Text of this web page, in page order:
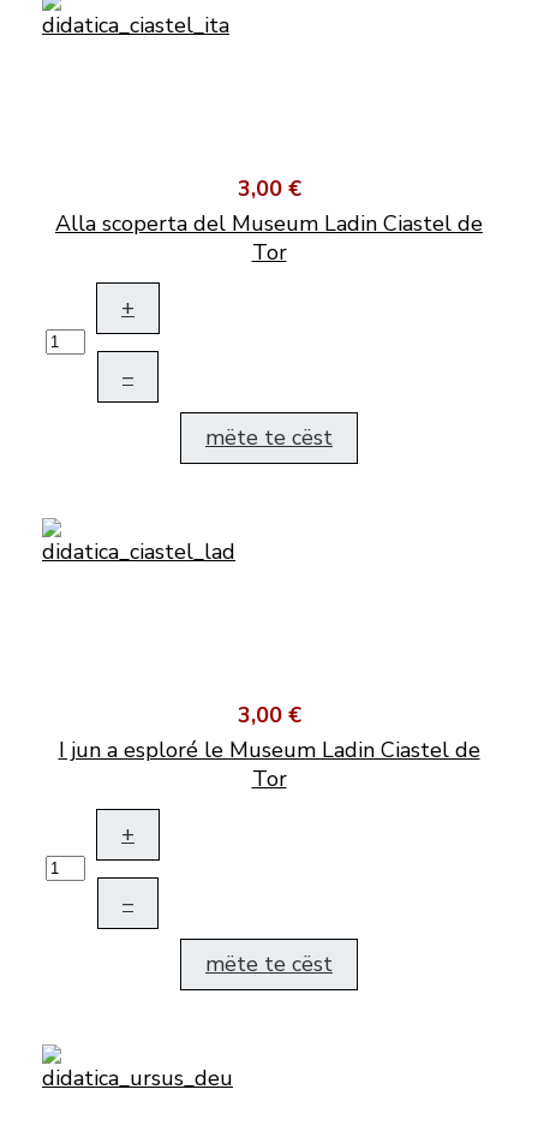
3,00 €
Alla scoperta del Museum Ladin Ciastel de
Tor
+
–
mëte te cëst
3,00 €
I jun a esploré le Museum Ladin Ciastel de
Tor
+
–
mëte te cëst